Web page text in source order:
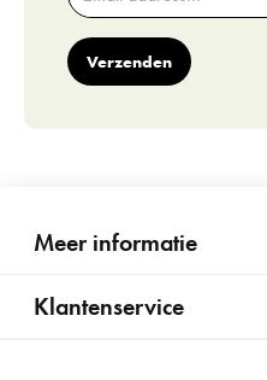
Verzenden
Meer informatie
Klantenservice